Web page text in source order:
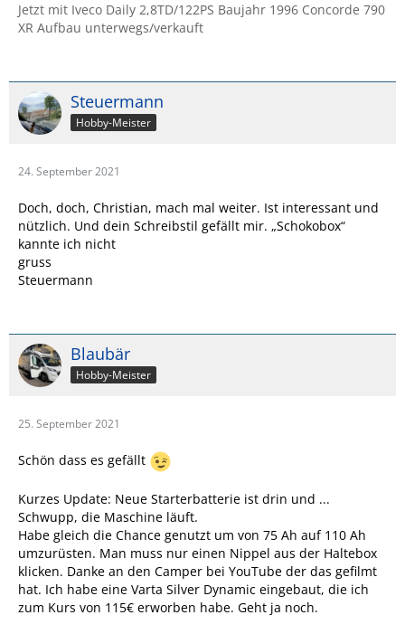
Jetzt mit Iveco Daily 2,8TD/122PS Baujahr 1996 Concorde 790
XR Aufbau unterwegs/verkauft
Steuermann
Hobby-Meister
24. September 2021
Doch, doch, Christian, mach mal weiter. Ist interessant und
nützlich. Und dein Schreibstil gefällt mir. „Schokobox“
kannte ich nicht
gruss
Steuermann
Blaubär
Hobby-Meister
25. September 2021
Schön dass es gefällt
Kurzes Update: Neue Starterbatterie ist drin und ...
Schwupp, die Maschine läuft.
Habe gleich die Chance genutzt um von 75 Ah auf 110 Ah
umzurüsten. Man muss nur einen Nippel aus der Haltebox
klicken. Danke an den Camper bei YouTube der das gefilmt
hat. Ich habe eine Varta Silver Dynamic eingebaut, die ich
zum Kurs von 115€ erworben habe. Geht ja noch.